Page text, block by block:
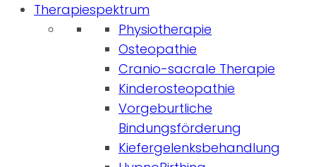
Therapiespektrum
Physiotherapie
Osteopathie
Cranio-sacrale Therapie
Kinderosteopathie
Vorgeburtliche
Bindungsförderung
Kiefergelenksbehandlung